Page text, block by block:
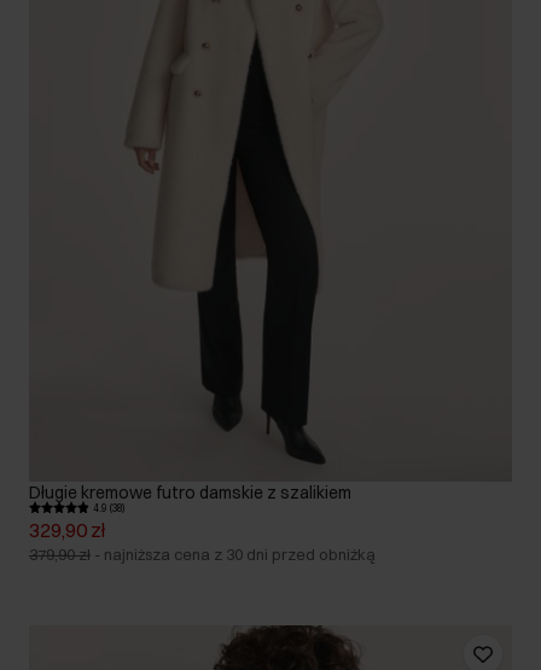
Długie kremowe futro damskie z szalikiem
4.9 (38)
329,90 zł
379,90 zł - najniższa cena z 30 dni przed obniżką